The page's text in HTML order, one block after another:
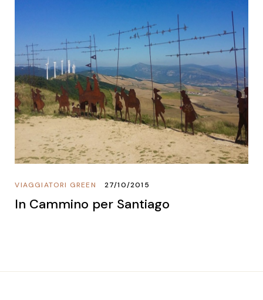
VIAGGIATORI GREEN 27/10/2015
In Cammino per Santiago